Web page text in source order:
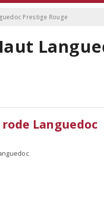
Prestige Rouge
Languedoc